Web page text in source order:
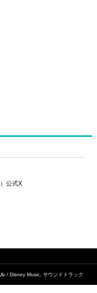
公式X
Disney Music サウンドトラック